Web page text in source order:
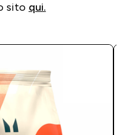
sito qui.